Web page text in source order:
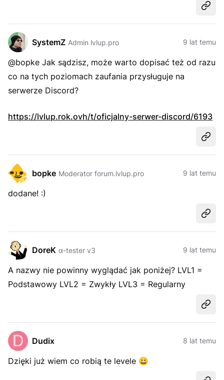
SystemZ Admin lvlup.pro 9 lat temu
@bopke Jak sądzisz, może warto dopisać też od razu
co na tych poziomach zaufania przysługuje na
serwerze Discord?
https://lvlup.rok.ovh/t/oficjalny-serwer-discord/6193
bopke Moderator forum.lvlup.pro 9 lat temu
dodane! :)
DoreK α-tester v3 9 lat temu
A nazwy nie powinny wyglądać jak poniżej? LVL1 =
Podstawowy LVL2 = Zwykły LVL3 = Regularny
Dudix 8 lat temu
Dzięki już wiem co robią te levele 😀